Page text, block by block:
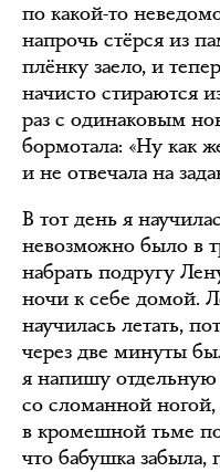
по какой-то
напрочь стёрся из
плёнку заело, и
начисто стираются
раз с одинаковым
бормотала: «Ну как
и не отвечала на
В тот день я
невозможно было в
набрать подругу
ночи к себе домой.
научилась летать,
через две минуты
я напишу
со сломанной
в кромешной тьме
что бабушка забыла,